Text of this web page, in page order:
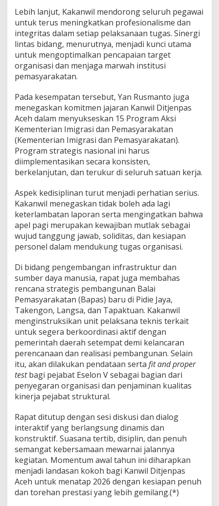
s
i
Lebih lanjut, Kakanwil mendorong seluruh pegawai
untuk terus meningkatkan profesionalisme dan
integritas dalam setiap pelaksanaan tugas. Sinergi
lintas bidang, menurutnya, menjadi kunci utama
untuk mengoptimalkan pencapaian target
organisasi dan menjaga marwah institusi
pemasyarakatan.
Pada kesempatan tersebut, Yan Rusmanto juga
menegaskan komitmen jajaran Kanwil Ditjenpas
Aceh dalam menyukseskan 15 Program Aksi
Kementerian Imigrasi dan Pemasyarakatan
(Kementerian Imigrasi dan Pemasyarakatan).
Program strategis nasional ini harus
diimplementasikan secara konsisten,
berkelanjutan, dan terukur di seluruh satuan kerja.
Aspek kedisiplinan turut menjadi perhatian serius.
Kakanwil menegaskan tidak boleh ada lagi
keterlambatan laporan serta mengingatkan bahwa
apel pagi merupakan kewajiban mutlak sebagai
wujud tanggung jawab, soliditas, dan kesiapan
personel dalam mendukung tugas organisasi.
Di bidang pengembangan infrastruktur dan
sumber daya manusia, rapat juga membahas
rencana strategis pembangunan Balai
Pemasyarakatan (Bapas) baru di Pidie Jaya,
Takengon, Langsa, dan Tapaktuan. Kakanwil
menginstruksikan unit pelaksana teknis terkait
untuk segera berkoordinasi aktif dengan
pemerintah daerah setempat demi kelancaran
perencanaan dan realisasi pembangunan. Selain
itu, akan dilakukan pendataan serta fit and proper
testbagi pejabat Eselon V sebagai bagian dari
penyegaran organisasi dan penjaminan kualitas
kinerja pejabat struktural.
Rapat ditutup dengan sesi diskusi dan dialog
interaktif yang berlangsung dinamis dan
konstruktif. Suasana tertib, disiplin, dan penuh
semangat kebersamaan mewarnai jalannya
kegiatan. Momentum awal tahun ini diharapkan
menjadi landasan kokoh bagi Kanwil Ditjenpas
Aceh untuk menatap 2026 dengan kesiapan penuh
dan torehan prestasi yang lebih gemilang.(*)